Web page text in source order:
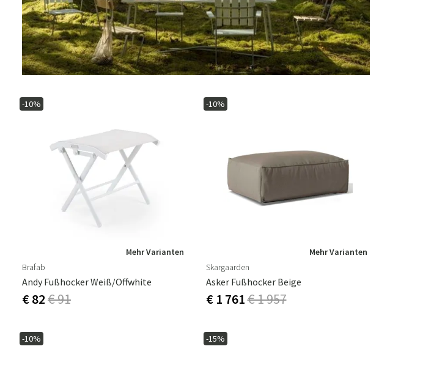
-10%
Mehr Varianten
Brafab
Andy Fußhocker Weiß/offwhite
€ 82€ 91
-10%
Mehr Varianten
Skargaarden
Asker Fußhocker Beige
€ 1 761€ 1 957
-10% -15%